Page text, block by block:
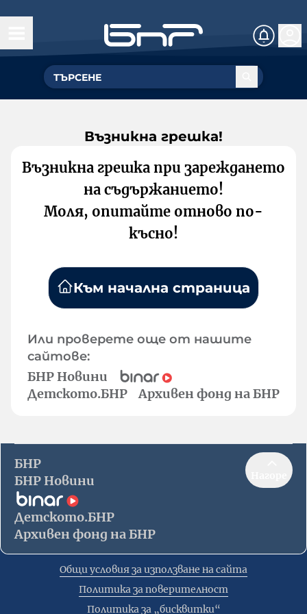
Възникна грешка!
Възникна грешка при зареждането
на съдържанието!
Моля, опитайте отново по-
късно!
Към начална страница
Или проверете още от нашите
сайтове:
БНР Новини
Детското.БНР
Архивен фонд на БНР
БНР
БНР Новини
Детското.БНР
Архивен фонд на БНР
Общи условия за използване на сайта
Политика за поверителност
Политика за „бисквитки“